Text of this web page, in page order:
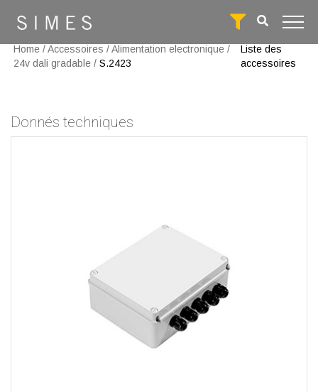
Home /Accessoires /Alimentation electronique /
24v dali gradable / S.2423
Liste des
accessoires
Donnés techniques